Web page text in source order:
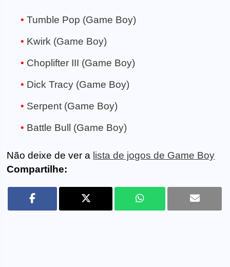
Tumble Pop (Game Boy)
Kwirk (Game Boy)
Choplifter III (Game Boy)
Dick Tracy (Game Boy)
Serpent (Game Boy)
Battle Bull (Game Boy)
Não deixe de ver a lista de jogos de Game Boy
Compartilhe: